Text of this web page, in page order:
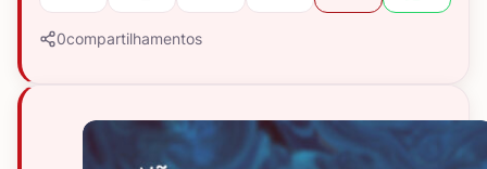
0compartilhamentos